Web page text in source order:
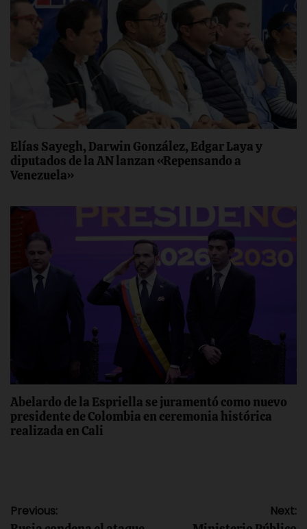
Elías Sayegh, Darwin González, Edgar Laya y
diputados de la AN lanzan «Repensando a
Venezuela»
Abelardo de la Espriella se juramentó como nuevo
presidente de Colombia en ceremonia histórica
realizada en Cali
Navegación
Previous:
Next: